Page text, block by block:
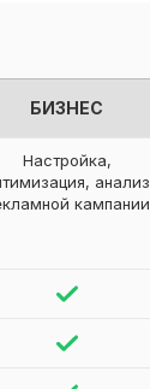
БИЗНЕС
Настройка,
анализ
кампании